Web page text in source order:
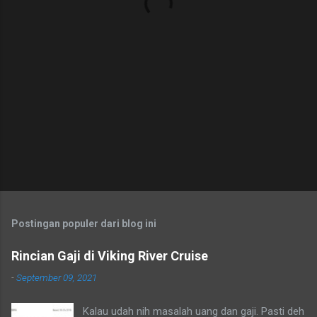
Postingan populer dari blog ini
Rincian Gaji di Viking River Cruise
-September 09, 2021
Kalau udah nih masalah uang dan gaji. Pasti deh